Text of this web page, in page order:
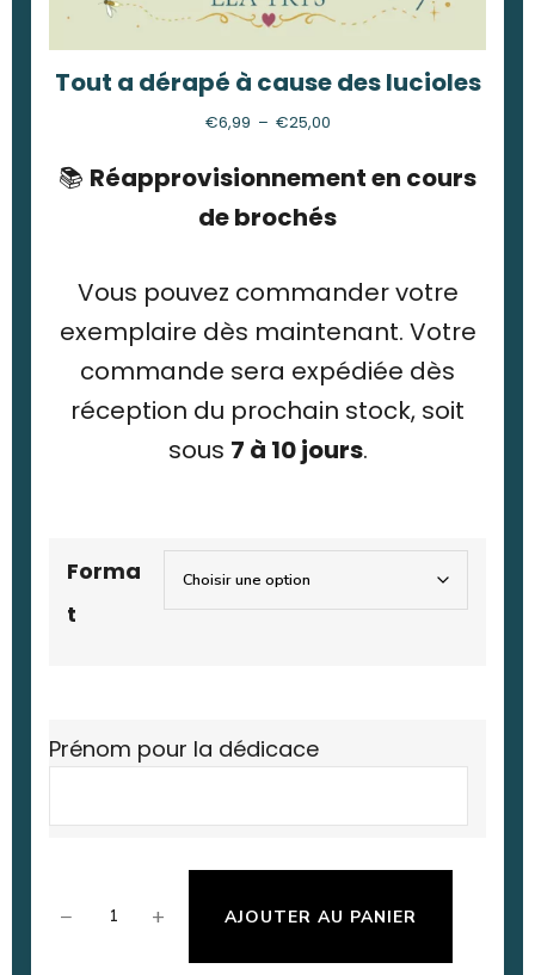
Tout a dérapé à cause des lucioles
€6,99 – €25,00
📚 Réapprovisionnement en cours
de brochés
Vous pouvez commander votre
exemplaire dès maintenant. Votre
commande sera expédiée dès
réception du prochain stock, soit
sous 7 à 10 jours.
Forma
t
Prénom pour la dédicace
− + AJOUTER AU PANIER